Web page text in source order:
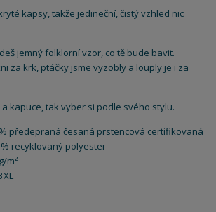
kapsy, takže jedineční, čistý vzhled nic
jemný folklorní vzor, co tě bude bavit.
za krk, ptáčky jsme vyzobly a louply je i za
kapuce, tak vyber si podle svého stylu.
předepraná česaná prstencová certifikovaná
recyklovaný polyester
m²